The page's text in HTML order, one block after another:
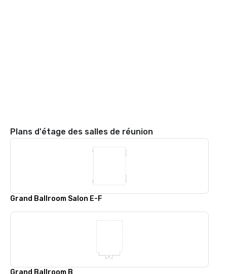
Plans d'étage des salles de réunion
Grand Ballroom Salon E-F
Grand Ballroom B